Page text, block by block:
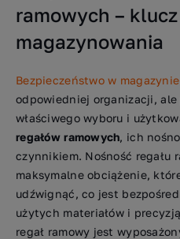
ramowych –
magazynowania
Bezpieczeństwo w magazynie
odpowiedniej organizacji,
właściwego wyboru i
regałów ramowych, ich
czynnikiem. Nośność regału
maksymalne obciążenie,
udźwignąć, co jest
użytych materiałów i
regał ramowy jest